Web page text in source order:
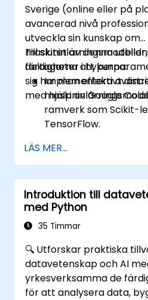
Sverige (online eller på
avancerad nivå
utveckla sin kunskap om
färdigheter i
sig hur man effektivt
med hjälp av Google
Till slutet av denna
deltagarna att kunna:
Implementera
ramverk som Scikit-
TensorFlow.
hyperparameter-
Distribuera
praktiska
Google Colab.
Samarbeta och
LÄS MER...
Introduktion till
med Python
35 Timmar
🔍 Utforskar praktiska
datavetenskap och AI
yrkesverksamma de
för att analysera data,